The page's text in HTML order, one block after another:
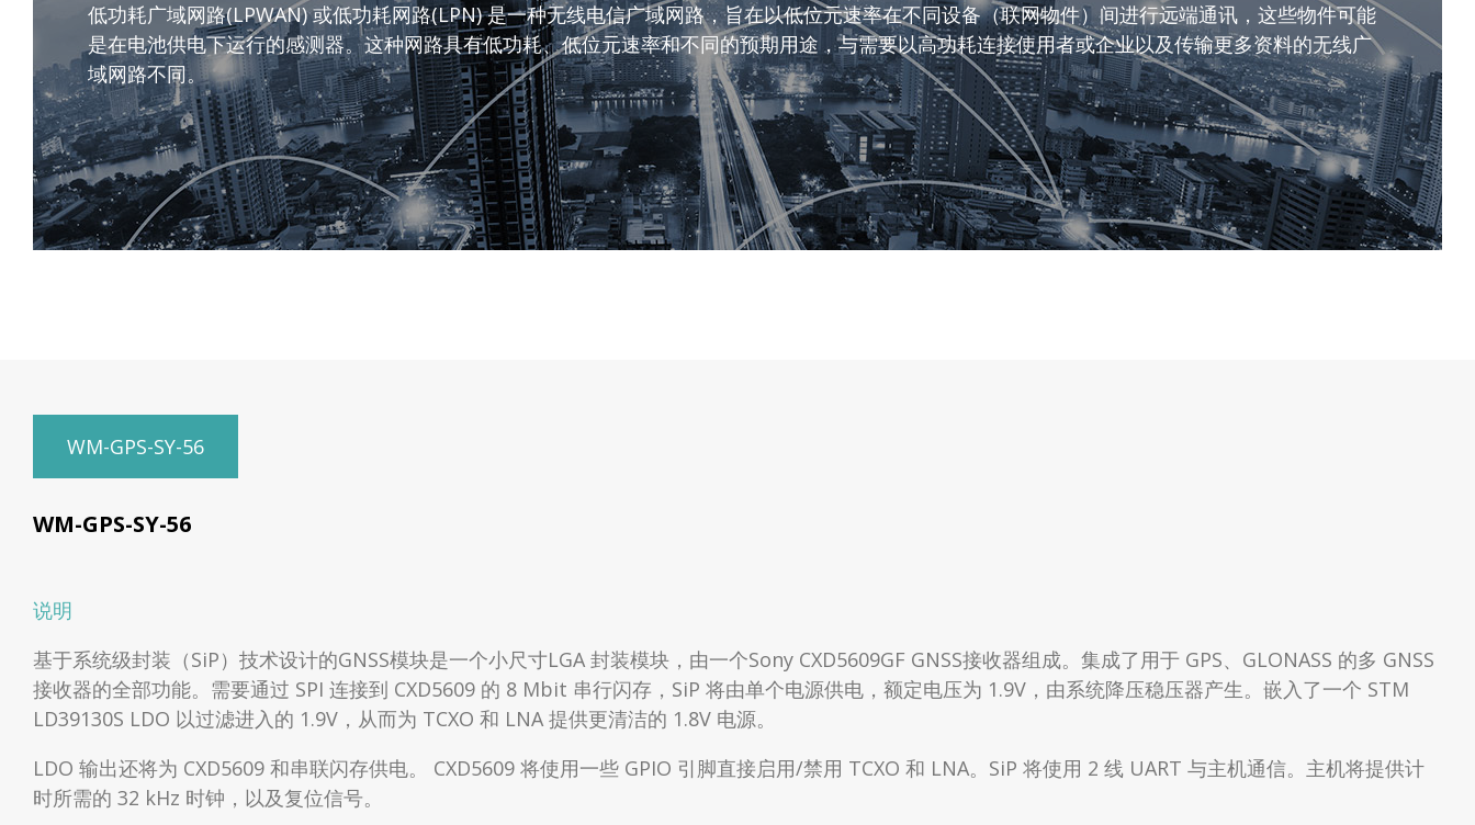
低功耗广域网路(LPWAN) 或低功耗网路(LPN) 是一种无线电信广域网路，旨在以低位元速率在不同设备（联网物件）间进行远端通讯，这些物件可能
是在电池供电下运行的感测器。这种网路具有低功耗、低位元速率和不同的预期用途，与需要以高功耗连接使用者或企业以及传输更多资料的无线广
域网路不同。
WM-GPS-SY-56
WM-GPS-SY-56
说明
基于系统级封装（SiP）技术设计的GNSS模块是一个小尺寸LGA 封装模块，由一个Sony CXD5609GF GNSS接收器组成。集成了用于 GPS、GLONASS 的多 GNSS
接收器的全部功能。需要通过 SPI 连接到 CXD5609 的 8 Mbit 串行闪存，SiP 将由单个电源供电，额定电压为 1.9V，由系统降压稳压器产生。嵌入了一个 STM
LD39130S LDO 以过滤进入的 1.9V，从而为 TCXO 和 LNA 提供更清洁的 1.8V 电源。
LDO 输出还将为 CXD5609 和串联闪存供电。 CXD5609 将使用一些 GPIO 引脚直接启用/禁用 TCXO 和 LNA。SiP 将使用 2 线 UART 与主机通信。主机将提供计
时所需的 32 kHz 时钟，以及复位信号。